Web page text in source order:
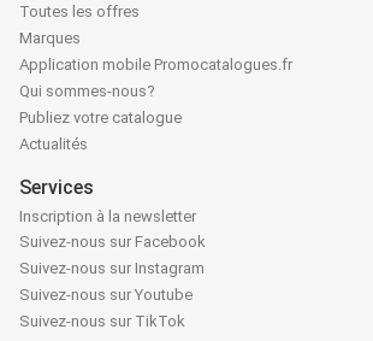
Toutes les offres
Marques
Application mobile Promocatalogues.fr
Qui sommes-nous?
Publiez votre catalogue
Actualités
Services
Inscription à la newsletter
Suivez-nous sur Facebook
Suivez-nous sur Instagram
Suivez-nous sur Youtube
Suivez-nous sur TikTok